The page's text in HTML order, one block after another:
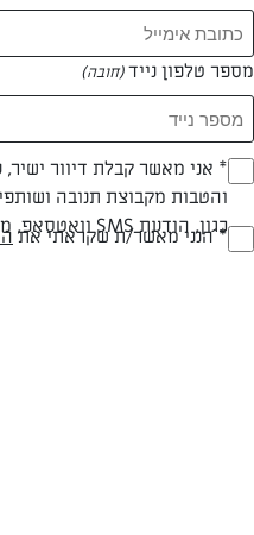
מספר טלפון נייד(חובה)
(חובה)* אני מאשר קבלת דיוור
והטבות מקבוצת תנובה
כגון, הודעת SMS וואטסאפ, מייל(חובה)* הנני מאשר/ת שקראתי את